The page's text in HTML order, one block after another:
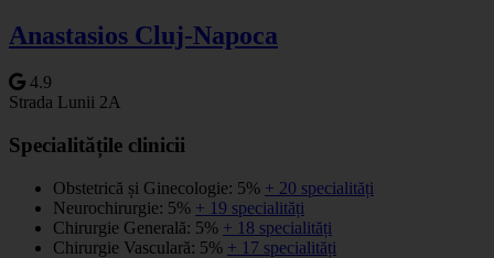
Anastasios Cluj-Napoca
4.9
Strada Lunii 2A
Specialitățile clinicii
Obstetrică și Ginecologie: 5% + 20 specialități
Neurochirurgie: 5% + 19 specialități
Chirurgie Generală: 5% + 18 specialități
Chirurgie Vasculară: 5% + 17 specialități